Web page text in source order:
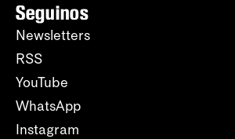
Seguinos
Newsletters
RSS
YouTube
WhatsApp
Instagram